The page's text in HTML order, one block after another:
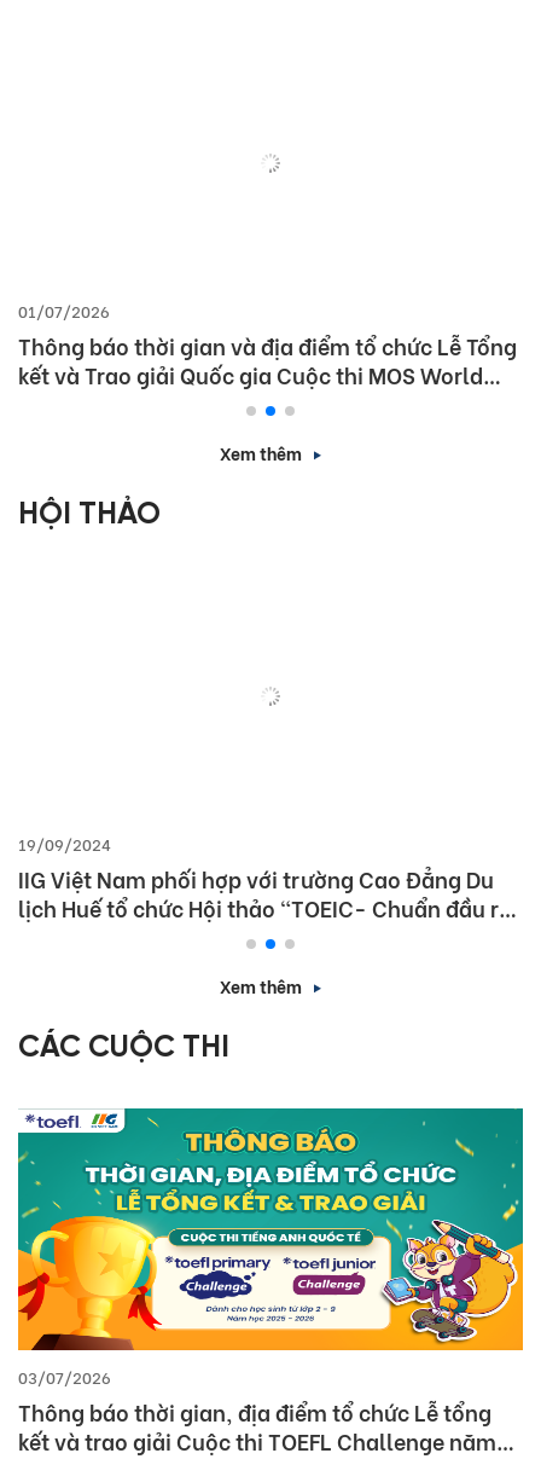
01/07/2026
Thông báo thời gian và địa điểm tổ chức Lễ Tổng
kết và Trao giải Quốc gia Cuộc thi MOS World
Xem thêm
HỘI THẢO
19/09/2024
IIG Việt Nam phối hợp với trường Cao Đẳng Du
lịch Huế tổ chức Hội thảo “TOEIC- Chuẩn đầu ra
tiếng Anh- Bí Quyết chinh phục nhà tuyển dụng”
Xem thêm
CÁC CUỘC THI
03/07/2026
Thông báo thời gian, địa điểm tổ chức Lễ tổng
kết và trao giải Cuộc thi TOEFL Challenge năm